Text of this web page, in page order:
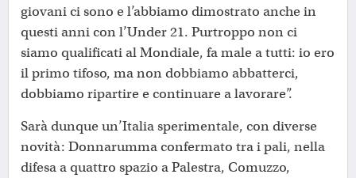
giovani ci sono e l’abbiamo dimostrato anche in
questi anni con l’Under 21. Purtroppo non ci
siamo qualificati al Mondiale, fa male a tutti: io ero
il primo tifoso, ma non dobbiamo abbatterci,
dobbiamo ripartire e continuare a lavorare”.
Sarà dunque un’Italia sperimentale, con diverse
novità: Donnarumma confermato tra i pali, nella
difesa a quattro spazio a Palestra, Comuzzo,